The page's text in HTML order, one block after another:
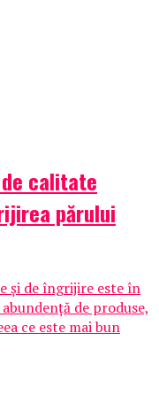
calitate
părului
și de îngrijire este în
de produse,
ce este mai bun